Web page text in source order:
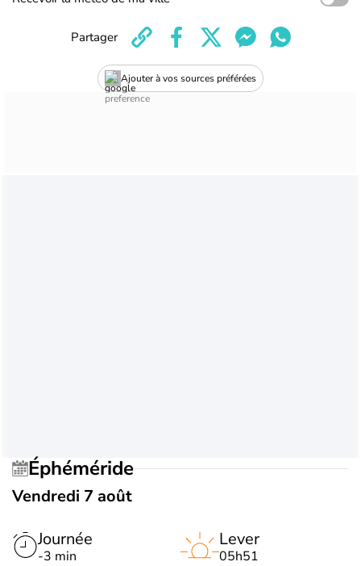
Ajouter à vos sources préférées
Partager
Éphéméride
Vendredi 7 août
Journée
-3 min
Lever
05h51